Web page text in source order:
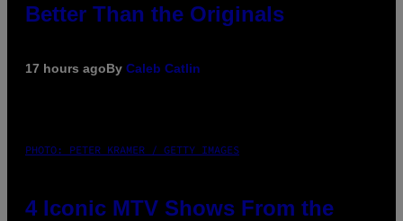
Better Than the Originals
17 hours agoBy Caleb Catlin
PHOTO: PETER KRAMER / GETTY IMAGES
4 Iconic MTV Shows From the